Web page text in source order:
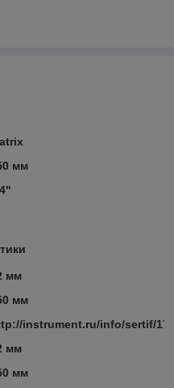
мм
мм
мм
instrument.ru/info/sertif/
мм
мм